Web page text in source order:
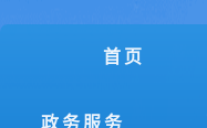
首页
政务服务